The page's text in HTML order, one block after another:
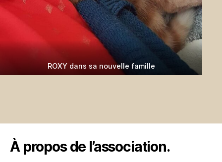
ROXY dans sa nouvelle famille
À propos de l’association.